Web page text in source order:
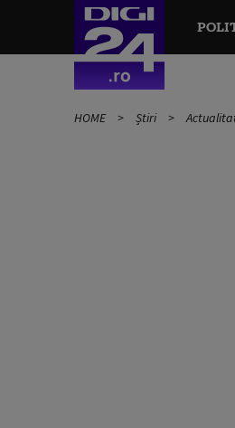
HOME Știri